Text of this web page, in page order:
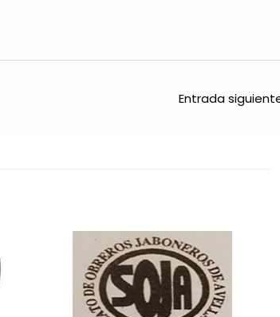
Entrada